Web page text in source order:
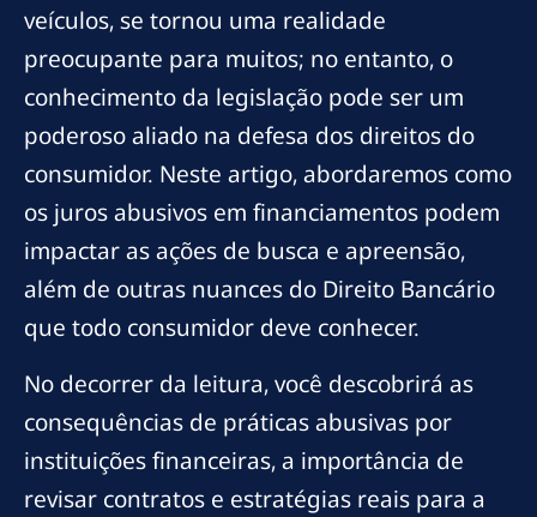
veículos, se tornou uma realidade
preocupante para muitos; no entanto, o
conhecimento da legislação pode ser um
poderoso aliado na defesa dos direitos do
consumidor. Neste artigo, abordaremos como
os juros abusivos em financiamentos podem
impactar as ações de busca e apreensão,
além de outras nuances do Direito Bancário
que todo consumidor deve conhecer.
No decorrer da leitura, você descobrirá as
consequências de práticas abusivas por
instituições financeiras, a importância de
revisar contratos e estratégias reais para a